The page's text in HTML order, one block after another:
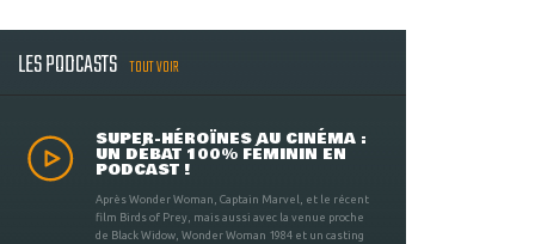
LES PODCASTS TOUT VOIR
SUPER-HÉROÏNES AU CINÉMA :
UN DÉBAT 100% FÉMININ EN
PODCAST !
Après Wonder Woman, Captain Marvel, et le récent
film Birds of Prey, mais aussi avec la venue proche
de Black Widow, Wonder Woman 1984 et un casting